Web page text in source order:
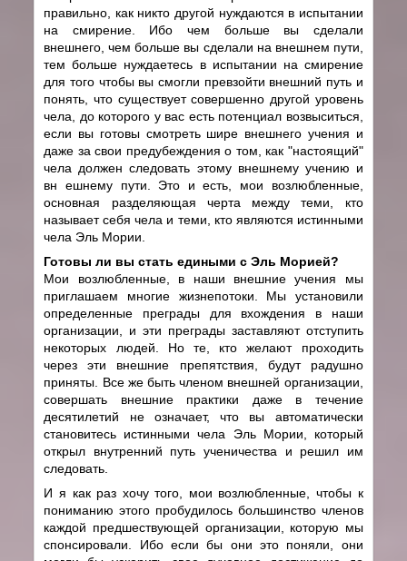
правильно, как никто другой нуждаются в испытании
на смирение. Ибо чем больше вы сделали
внешнего, чем больше вы сделали на внешнем пути,
тем больше нуждаетесь в испытании на смирение
для того чтобы вы смогли превзойти внешний путь и
понять, что существует совершенно другой уровень
чела, до которого у вас есть потенциал возвыситься,
если вы готовы смотреть шире внешнего учения и
даже за свои предубеждения о том, как "настоящий"
чела должен следовать этому внешнему учению и
вн ешнему пути. Это и есть, мои возлюбленные,
основная разделяющая черта между теми, кто
называет себя чела и теми, кто являются истинными
чела Эль Мории.
Готовы ли вы стать едиными с Эль Морией?
Мои возлюбленные, в наши внешние учения мы
приглашаем многие жизнепотоки. Мы установили
определенные преграды для вхождения в наши
организации, и эти преграды заставляют отступить
некоторых людей. Но те, кто желают проходить
через эти внешние препятствия, будут радушно
приняты. Все же быть членом внешней организации,
совершать внешние практики даже в течение
десятилетий не означает, что вы автоматически
становитесь истинными чела Эль Мории, который
открыл внутренний путь ученичества и решил им
следовать.
И я как раз хочу того, мои возлюбленные, чтобы к
пониманию этого пробудилось большинство членов
каждой предшествующей организации, которую мы
спонсировали. Ибо если бы они это поняли, они